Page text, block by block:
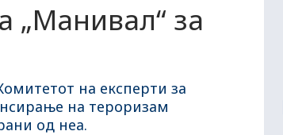
„Манивал“ за
на експерти за
на тероризам
од неа.